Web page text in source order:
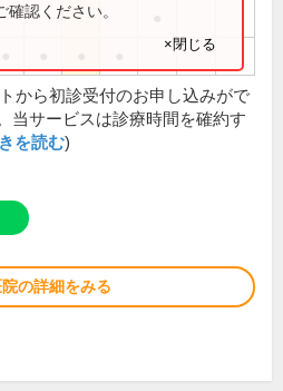
認ください。
×閉じる
から初診受付のお申し込みがで
当サービスは診療時間を確約す
を読む)
の詳細をみる